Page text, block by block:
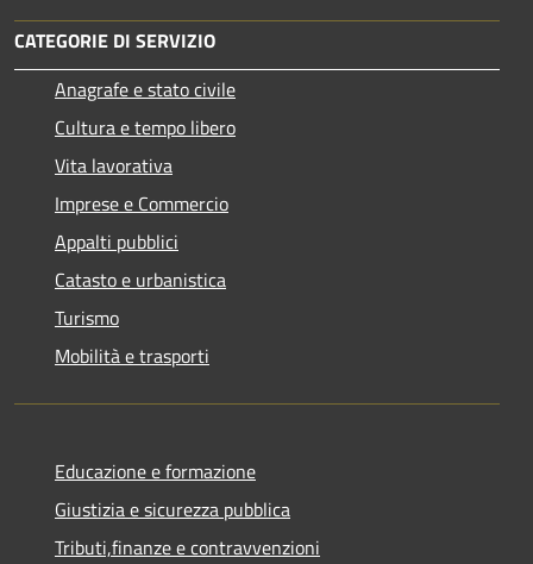
CATEGORIE DI SERVIZIO
Anagrafe e stato civile
Cultura e tempo libero
Vita lavorativa
Imprese e Commercio
Appalti pubblici
Catasto e urbanistica
Turismo
Mobilità e trasporti
Educazione e formazione
Giustizia e sicurezza pubblica
Tributi,finanze e contravvenzioni